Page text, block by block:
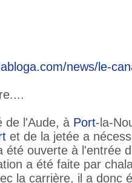
news/le-
de l'Aude, à Port-la-
et de la jetée a
été ouverte à l'entrée
a été faite par
la carrière, il a donc